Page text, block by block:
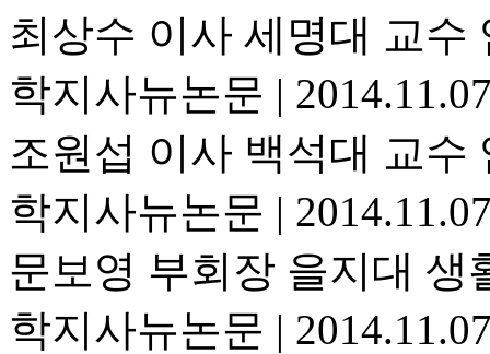
최상수 이사 세명대 교수
학지사뉴논문 |
조원섭 이사 백석대 교수
학지사뉴논문 |
문보영 부회장 을지대 생
학지사뉴논문 |